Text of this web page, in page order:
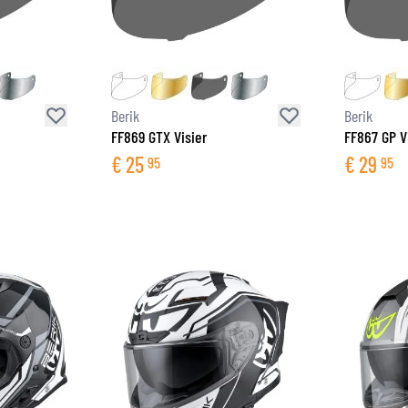
Berik
FF869 GTX Visier
€25 95
Berik
FF867 GP
€29 95